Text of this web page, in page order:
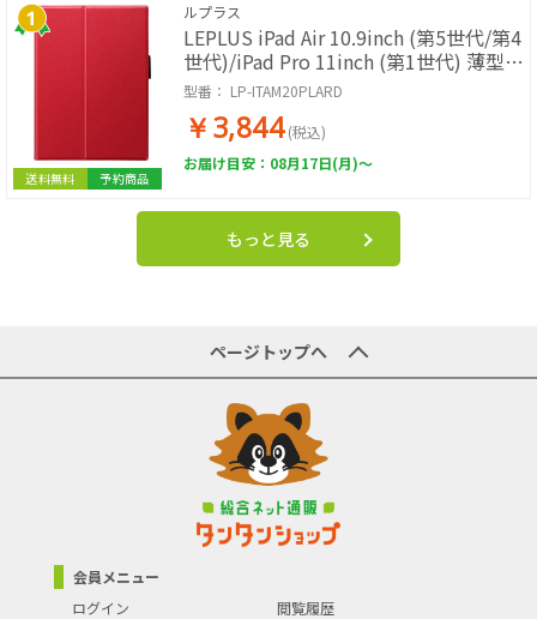
送料無料 予約商品
ルプラス
LEPLUS iPad Air 10.9inch (第5世代/第4
世代)/iPad Pro 11inch (第1世代) 薄型
PUレザーフラップケース PRIME レッ
ド LP-ITAM20PLARD
型番： LP-ITAM20PLARD
￥3,844 (税込)
お届け目安：08月17日(月)～
もっと見る
ページトップへ
会員メニュー
ログイン
閲覧履歴